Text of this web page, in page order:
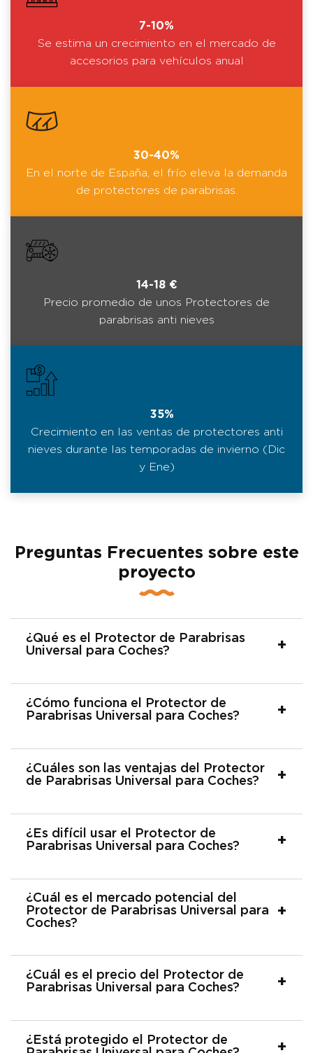
7-10%
Se estima un crecimiento en el mercado de
accesorios para vehículos anual
30-40%
En el norte de España, el frío eleva la demanda
de protectores de parabrisas.
14-18 €
Precio promedio de unos Protectores de
parabrisas anti nieves
35%
Crecimiento en las ventas de protectores anti
nieves durante las temporadas de invierno (Dic
y Ene)
Preguntas Frecuentes sobre este
proyecto
¿Qué es el Protector de Parabrisas
Universal para Coches?
¿Cómo funciona el Protector de
Parabrisas Universal para Coches?
¿Cuáles son las ventajas del Protector
de Parabrisas Universal para Coches?
¿Es difícil usar el Protector de
Parabrisas Universal para Coches?
¿Cuál es el mercado potencial del
Protector de Parabrisas Universal para
Coches?
¿Cuál es el precio del Protector de
Parabrisas Universal para Coches?
¿Está protegido el Protector de